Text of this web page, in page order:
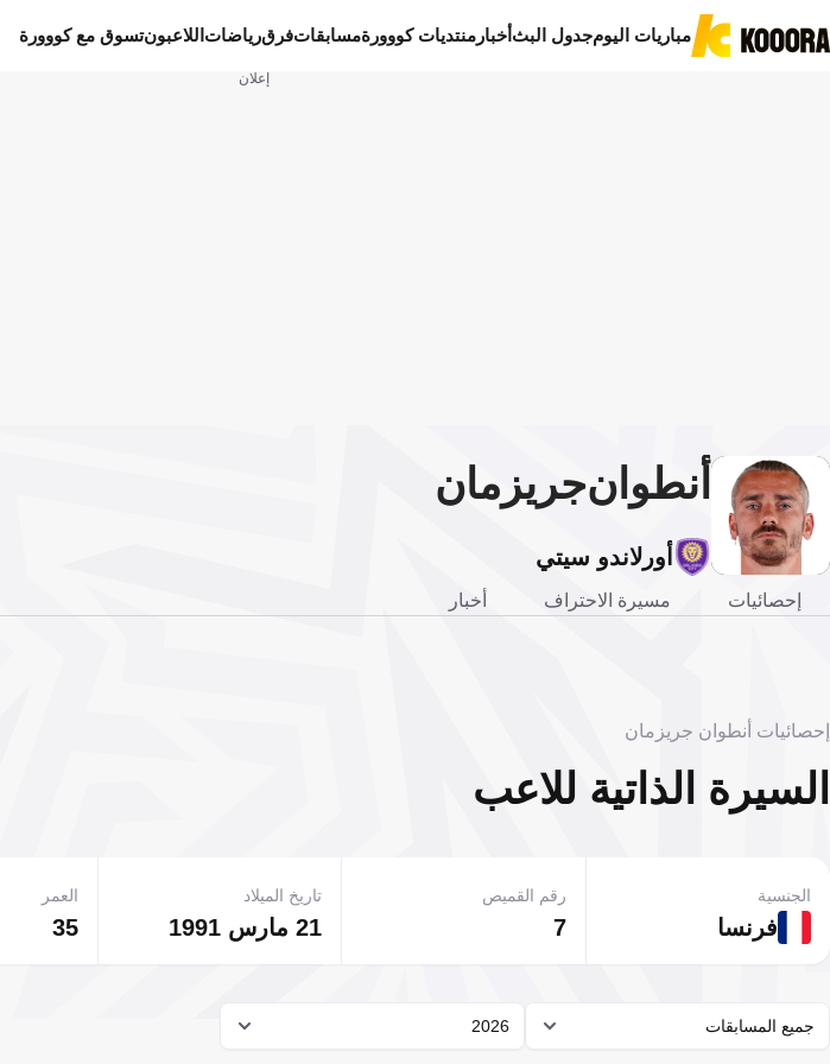
مباريات اليومجدول البثأخبار منتديات كووورةمسابقاتفرقرياضات اللاعبونتسوق مع كووورة
إعلان
أنطوانجريزمان
أورلاندو سيتي
إحصائيات مسيرة الاحتراف أخبار
إحصائيات أنطوان جريزمان
السيرة الذاتية للاعب
فرنسا
الجنسية
7
رقم القميص
21 مارس 1991
تاريخ الميلاد
35
العمر
جميع المسابقات 2026